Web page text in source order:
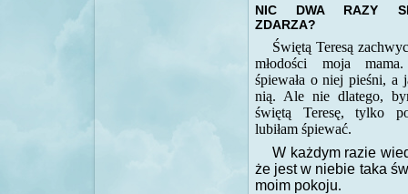
NIC DWA RAZY
ZDARZA?
Świętą Teresą
młodości moja
śpiewała o niej pieśni, a
nią. Ale nie dlatego,
świętą Teresę, tylko
lubiłam śpiewać.
W każdym razie
że jest w niebie taka
moim pokoju.